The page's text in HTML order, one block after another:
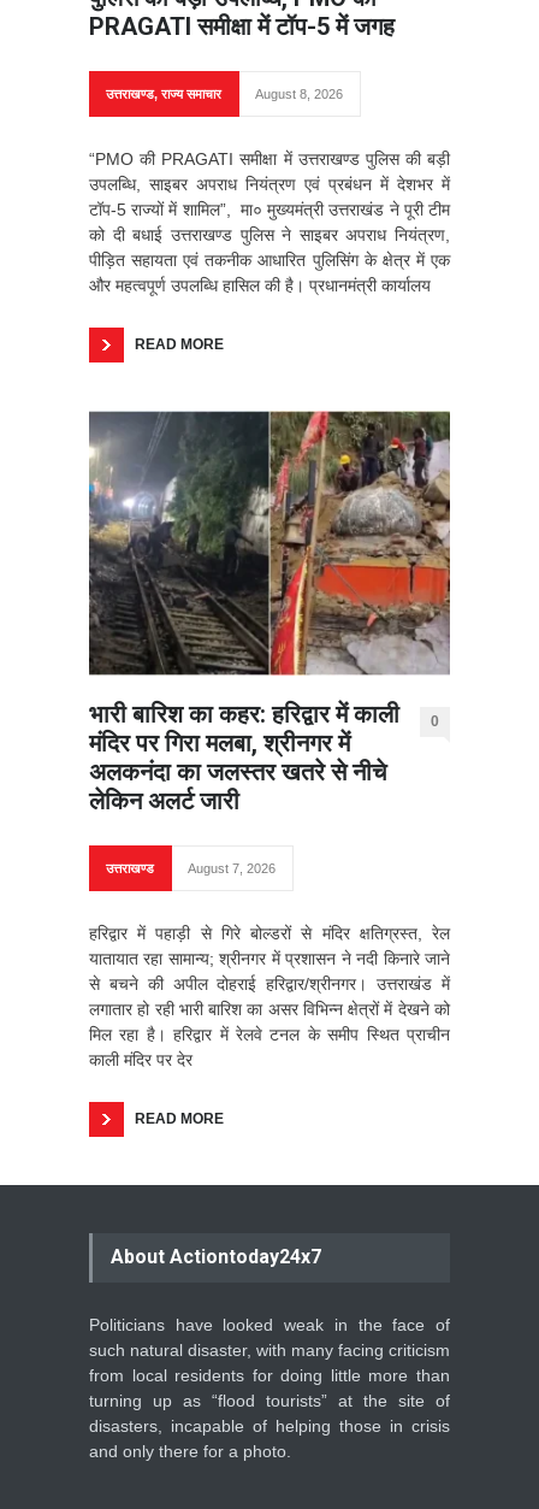
PRAGATI समीक्षा में टॉप-5 में जगह
उत्तराखण्ड,राज्य समाचार August 8, 2026
“PMO की PRAGATI समीक्षा में उत्तराखण्ड पुलिस की बड़ी
उपलब्धि, साइबर अपराध नियंत्रण एवं प्रबंधन में देशभर में
टॉप-5 राज्यों में शामिल”, मा० मुख्यमंत्री उत्तराखंड ने पूरी टीम
को दी बधाई उत्तराखण्ड पुलिस ने साइबर अपराध नियंत्रण,
पीड़ित सहायता एवं तकनीक आधारित पुलिसिंग के क्षेत्र में एक
और महत्वपूर्ण उपलब्धि हासिल की है। प्रधानमंत्री कार्यालय
READ MORE
भारी बारिश का कहर: हरिद्वार में काली
मंदिर पर गिरा मलबा, श्रीनगर में
अलकनंदा का जलस्तर खतरे से नीचे
लेकिन अलर्ट जारी
0
उत्तराखण्ड August 7, 2026
हरिद्वार में पहाड़ी से गिरे बोल्डरों से मंदिर क्षतिग्रस्त, रेल
यातायात रहा सामान्य; श्रीनगर में प्रशासन ने नदी किनारे जाने
से बचने की अपील दोहराई हरिद्वार/श्रीनगर। उत्तराखंड में
लगातार हो रही भारी बारिश का असर विभिन्न क्षेत्रों में देखने को
मिल रहा है। हरिद्वार में रेलवे टनल के समीप स्थित प्राचीन
काली मंदिर पर देर
READ MORE
About Actiontoday24x7
Politicians have looked weak in the face of
such natural disaster, with many facing criticism
from local residents for doing little more than
turning up as “flood tourists” at the site of
disasters, incapable of helping those in crisis
and only there for a photo.